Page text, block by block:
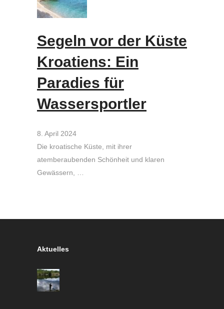
Segeln vor der Küste
Kroatiens: Ein
Paradies für
Wassersportler
8. April 2024
Die kroatische Küste, mit ihrer
atemberaubenden Schönheit und klaren
Gewässern, …
Aktuelles